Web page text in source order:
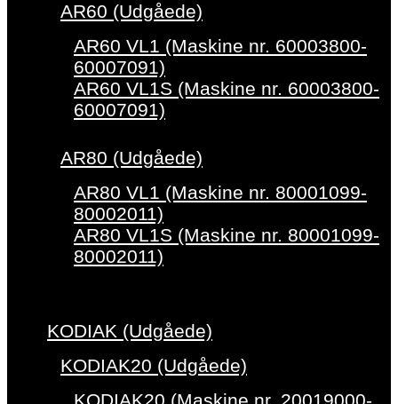
AR60 (Udgåede)
AR60 VL1 (Maskine nr. 60003800-
60007091)
AR60 VL1S (Maskine nr. 60003800-
60007091)
AR80 (Udgåede)
AR80 VL1 (Maskine nr. 80001099-
80002011)
AR80 VL1S (Maskine nr. 80001099-
80002011)
KODIAK (Udgåede)
KODIAK20 (Udgåede)